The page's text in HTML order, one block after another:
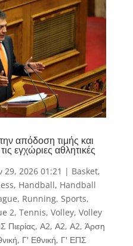
απόδοση τιμής και
εγχώριες αθλητικές
29, 2026 01:21 | Basket,
, Handball, Handball
, Running, Sports,
2, Tennis, Volley, Volley
Πιερίας, Α2, Α2, Α2, Άρση
, Γ' Εθνική, Γ' ΕΠΣ